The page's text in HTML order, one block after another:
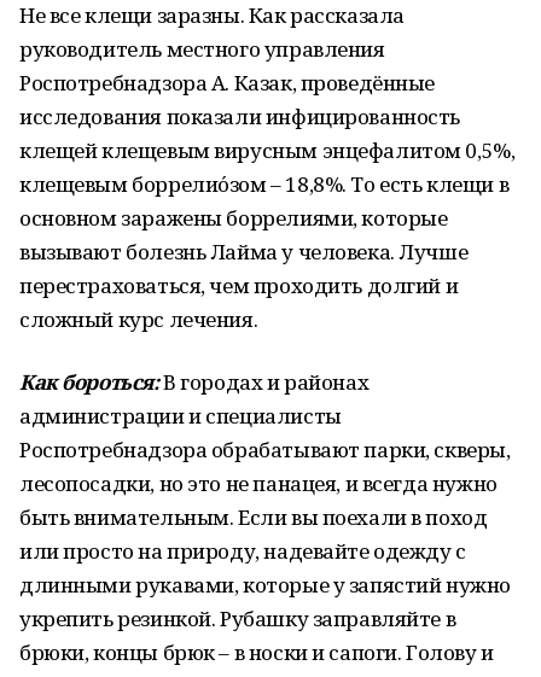
Не все клещи заразны. Как рассказала
руководитель местного управления
Роспотребнадзора А. Казак, проведённые
исследования показали инфицированность
клещей клещевым вирусным энцефалитом 0,5%,
клещевым боррелио́зом – 18,8%. То есть клещи в
основном заражены боррелиями, которые
вызывают болезнь Лайма у человека. Лучше
перестраховаться, чем проходить долгий и
сложный курс лечения.
Как бороться:В городах и районах
администрации и специалисты
Роспотребнадзора обрабатывают парки, скверы,
лесопосадки, но это не панацея, и всегда нужно
быть внимательным. Если вы поехали в поход
или просто на природу, надевайте одежду с
длинными рукавами, которые у запястий нужно
укрепить резинкой. Рубашку заправляйте в
брюки, концы брюк – в носки и сапоги. Голову и